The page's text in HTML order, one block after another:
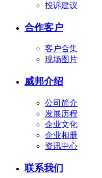
投诉建议
合作客户
客户合集
现场图片
威邦介绍
公司简介
发展历程
企业文化
企业相册
资讯中心
联系我们